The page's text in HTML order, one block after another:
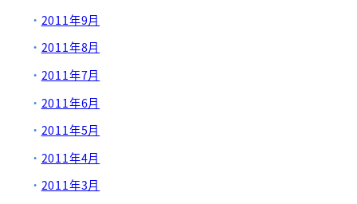
2011年9月
2011年8月
2011年7月
2011年6月
2011年5月
2011年4月
2011年3月